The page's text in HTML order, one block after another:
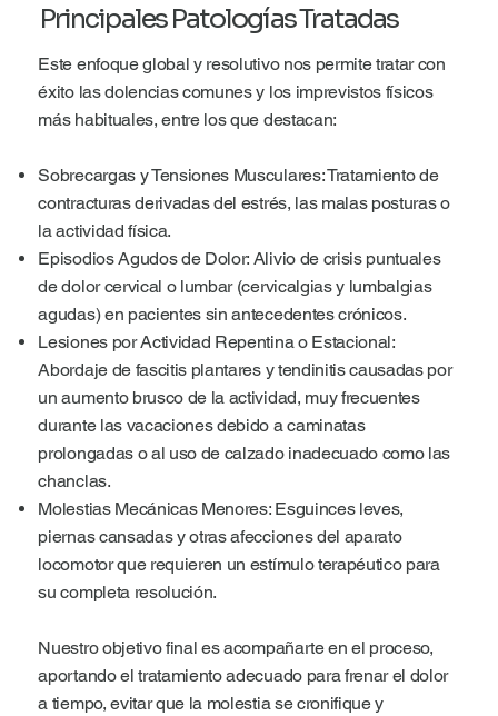
Principales Patologías Tratadas
Este enfoque global y resolutivo nos permite tratar con
éxito las dolencias comunes y los imprevistos físicos
más habituales, entre los que destacan:
Sobrecargas y Tensiones Musculares: Tratamiento de
contracturas derivadas del estrés, las malas posturas o
la actividad física.
Episodios Agudos de Dolor: Alivio de crisis puntuales
de dolor cervical o lumbar (cervicalgias y lumbalgias
agudas) en pacientes sin antecedentes crónicos.
Lesiones por Actividad Repentina o Estacional:
Abordaje de fascitis plantares y tendinitis causadas por
un aumento brusco de la actividad, muy frecuentes
durante las vacaciones debido a caminatas
prolongadas o al uso de calzado inadecuado como las
chanclas.
Molestias Mecánicas Menores: Esguinces leves,
piernas cansadas y otras afecciones del aparato
locomotor que requieren un estímulo terapéutico para
su completa resolución.
Nuestro objetivo final es acompañarte en el proceso,
aportando el tratamiento adecuado para frenar el dolor
a tiempo, evitar que la molestia se cronifique y